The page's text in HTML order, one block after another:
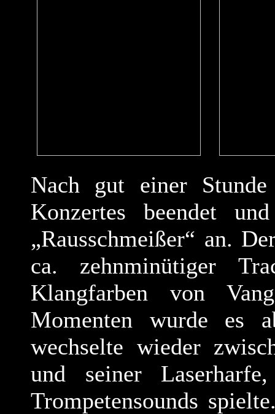
Nach gut einer
Konzertes beendet
„Rausschmeißer“ an.
ca. zehnminütiger
Klangfarben von
Momenten wurde es
wechselte wieder
und seiner
Trompetensounds